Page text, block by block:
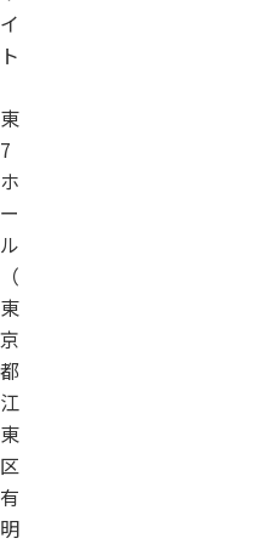
イ
ト
東
7
ホ
ー
ル
（
東
京
都
江
東
区
有
明